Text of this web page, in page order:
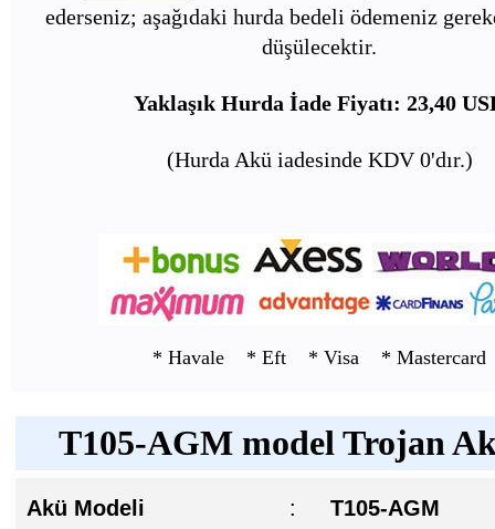
ederseniz; aşağıdaki hurda bedeli ödemeniz
düşülecektir.
Yaklaşık Hurda İade Fiyatı: 23,40
(Hurda Akü iadesinde KDV 0'dır.)
* Havale * Eft * Visa * Mastercard
T105-AGM model Trojan
Akü Modeli : T105-AGM